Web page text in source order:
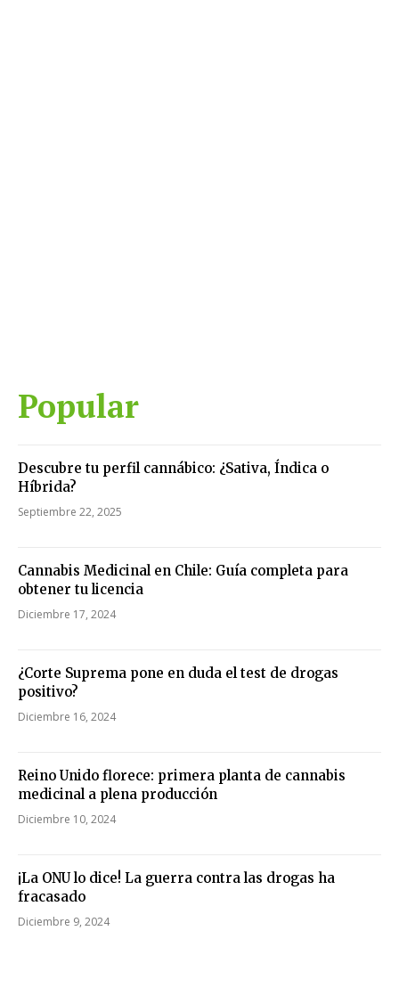
Popular
Descubre tu perfil cannábico: ¿Sativa, Índica o
Híbrida?
Septiembre 22, 2025
Cannabis Medicinal en Chile: Guía completa para
obtener tu licencia
Diciembre 17, 2024
¿Corte Suprema pone en duda el test de drogas
positivo?
Diciembre 16, 2024
Reino Unido florece: primera planta de cannabis
medicinal a plena producción
Diciembre 10, 2024
¡La ONU lo dice! La guerra contra las drogas ha
fracasado
Diciembre 9, 2024